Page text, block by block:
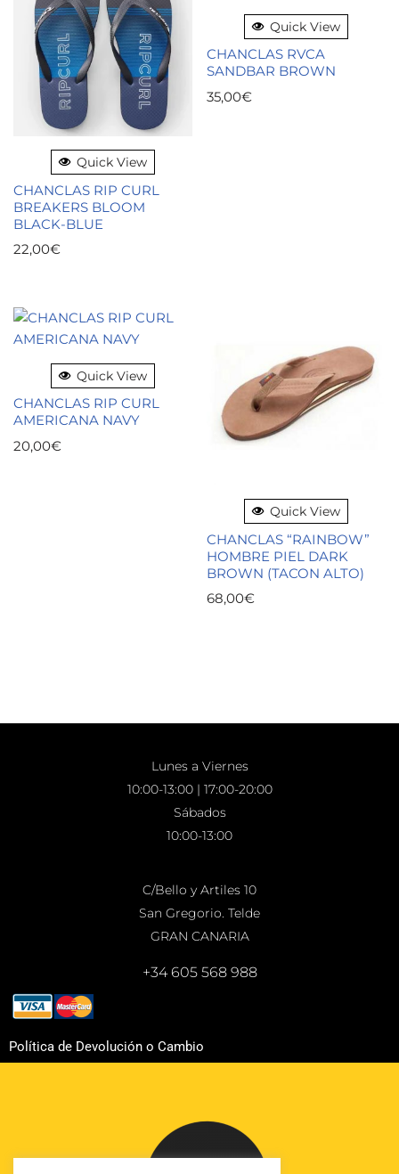
Quick View
CHANCLAS RIP CURL
BREAKERS BLOOM
BLACK-BLUE
22,00€
Quick View
CHANCLAS RVCA
SANDBAR BROWN
35,00€
Quick View
CHANCLAS RIP CURL
AMERICANA NAVY
20,00€
Quick View
CHANCLAS “RAINBOW”
HOMBRE PIEL DARK
BROWN (TACON ALTO)
68,00€
Lunes a Viernes
10:00-13:00 | 17:00-20:00
Sábados
10:00-13:00
C/Bello y Artiles 10
San Gregorio. Telde
GRAN CANARIA
+34 605 568 988
Política de Devolución o Cambio